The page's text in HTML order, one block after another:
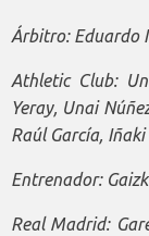
Árbitro: Eduardo
Athletic Club:
Yeray, Unai
Raúl García,
Entrenador:
Real Madrid: